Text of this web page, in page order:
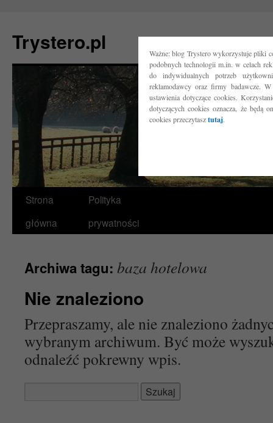
Ważne: blog Trystero wykorzystuje pliki
podobnych technologii m.in. w celach
do indywidualnych potrzeb
reklamodawcy oraz firmy badawcze.
ustawienia dotyczące cookies.
dotyczących cookies oznacza, że będą
cookies przeczytasztutaj.
Trystero.pl
Przejdź
do
Strona
główna
Polityka
prywatności
Archiwa tagu: baza hotelowa
Nie znaleziono
Przepraszamy, ale nie znaleziono
wybranym archiwum. Być może
odnaleźć pokrewny wpis.